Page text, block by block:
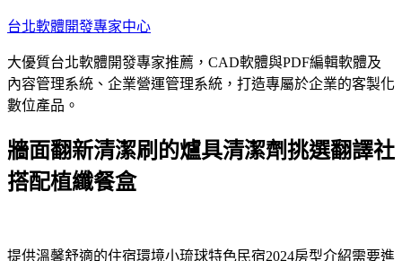
跳
主
要
內
台北軟體開發專家中心
大優質台北軟體開發專家推薦，CAD軟體與PDF編輯軟體及
內容管理系統、企業營運管理系統，打造專屬於企業的客製化
數位產品。
牆面翻新清潔刷的爐具清潔劑挑選翻譯社
搭配植纖餐盒
提供溫馨舒適的住宿環境小琉球特色民宿2024房型介紹需要進